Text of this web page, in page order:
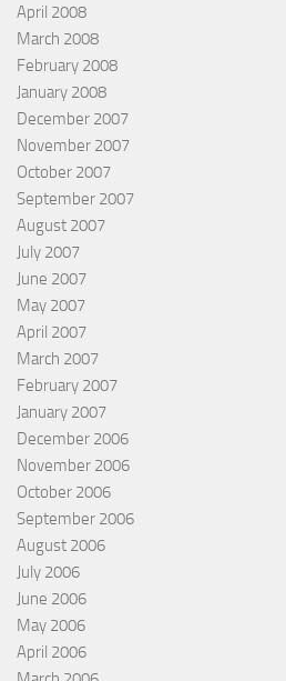
April 2008
March 2008
February 2008
January 2008
December 2007
November 2007
October 2007
September 2007
August 2007
July 2007
June 2007
May 2007
April 2007
March 2007
February 2007
January 2007
December 2006
November 2006
October 2006
September 2006
August 2006
July 2006
June 2006
May 2006
April 2006